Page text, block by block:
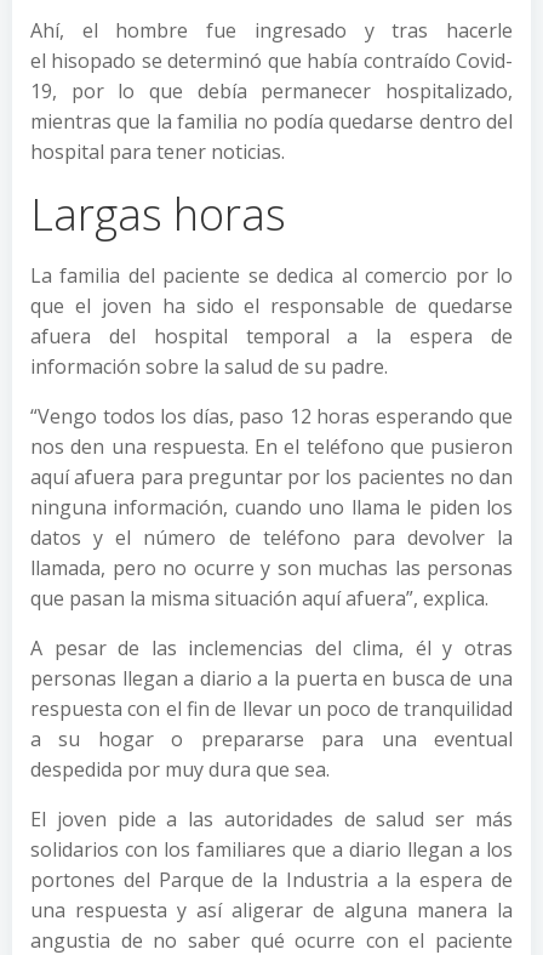
Ahí, el hombre fue ingresado y tras hacerle
el hisopado se determinó que había contraído Covid-
19, por lo que debía permanecer hospitalizado,
mientras que la familia no podía quedarse dentro del
hospital para tener noticias.
Largas horas
La familia del paciente se dedica al comercio por lo
que el joven ha sido el responsable de quedarse
afuera del hospital temporal a la espera de
información sobre la salud de su padre.
“Vengo todos los días, paso 12 horas esperando que
nos den una respuesta. En el teléfono que pusieron
aquí afuera para preguntar por los pacientes no dan
ninguna información, cuando uno llama le piden los
datos y el número de teléfono para devolver la
llamada, pero no ocurre y son muchas las personas
que pasan la misma situación aquí afuera”, explica.
A pesar de las inclemencias del clima, él y otras
personas llegan a diario a la puerta en busca de una
respuesta con el fin de llevar un poco de tranquilidad
a su hogar o prepararse para una eventual
despedida por muy dura que sea.
El joven pide a las autoridades de salud ser más
solidarios con los familiares que a diario llegan a los
portones del Parque de la Industria a la espera de
una respuesta y así aligerar de alguna manera la
angustia de no saber qué ocurre con el paciente